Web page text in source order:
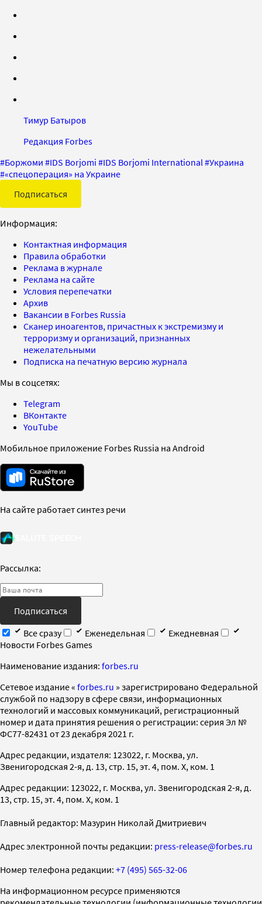
Тимур Батыров
Редакция Forbes
#Боржоми #IDS Borjomi #IDS Borjomi International #Украина
#«спецоперация» на Украине
Подписаться
Информация:
Контактная информация
Правила обработки
Реклама в журнале
Реклама на сайте
Условия перепечатки
Архив
Вакансии в Forbes Russia
Сканер иноагентов, причастных к экстремизму и
терроризму и организаций, признанных
нежелательными
Подписка на печатную версию журнала
Мы в соцсетях:
Telegram
ВКонтакте
YouTube
Мобильное приложение Forbes Russia на Android
На сайте работает синтез речи
Рассылка:
Подписаться
Все сразу
Еженедельная
Ежедневная
Новости Forbes Games
Наименование издания: forbes.ru
Cетевое издание « forbes.ru » зарегистрировано Федеральной
службой по надзору в сфере связи, информационных
технологий и массовых коммуникаций, регистрационный
номер и дата принятия решения о регистрации: серия Эл №
ФС77-82431 от 23 декабря 2021 г.
Адрес редакции, издателя: 123022, г. Москва, ул.
Звенигородская 2-я, д. 13, стр. 15, эт. 4, пом. X, ком. 1
Адрес редакции: 123022, г. Москва, ул. Звенигородская 2-я, д.
13, стр. 15, эт. 4, пом. X, ком. 1
Главный редактор: Мазурин Николай Дмитриевич
Адрес электронной почты редакции: press-release@forbes.ru
Номер телефона редакции: +7 (495) 565-32-06
На информационном ресурсе применяются